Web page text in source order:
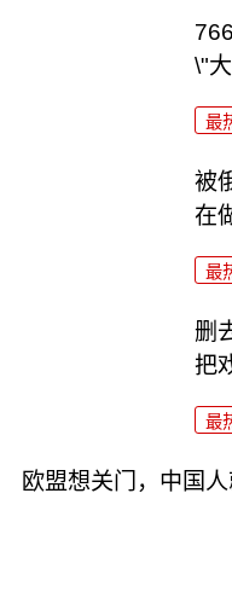
\"
最
被
在
最
删
把
最
欧盟想关门，中国